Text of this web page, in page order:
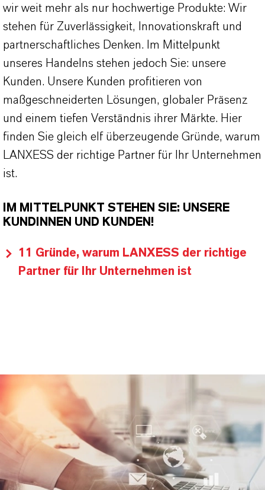
wir weit mehr als nur hochwertige Produkte: Wir
stehen für Zuverlässigkeit, Innovationskraft und
partnerschaftliches Denken. Im Mittelpunkt
unseres Handelns stehen jedoch Sie: unsere
Kunden. Unsere Kunden profitieren von
maßgeschneiderten Lösungen, globaler Präsenz
und einem tiefen Verständnis ihrer Märkte. Hier
finden Sie gleich elf überzeugende Gründe, warum
LANXESS der richtige Partner für Ihr Unternehmen
ist.
IM MITTELPUNKT STEHEN SIE: UNSERE
KUNDINNEN UND KUNDEN!
11 Gründe, warum LANXESS der richtige
Partner für Ihr Unternehmen ist